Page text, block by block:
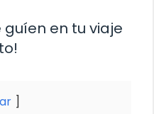
guíen en tu viaje